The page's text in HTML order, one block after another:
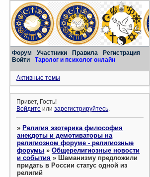
Форум Участники Правила
Регистрация
Войти
Таролог и психолог онлайн
Активные темы
Привет, Гость!
Войдите илизарегистрируйтесь.
»Религия эзотерика философия
анекдоты и демотиваторы на
религиозном форуме - религиозные
форумы »Общерелигиозные новости
и события »Шаманизму предложили
придать в России статус одной из
религий